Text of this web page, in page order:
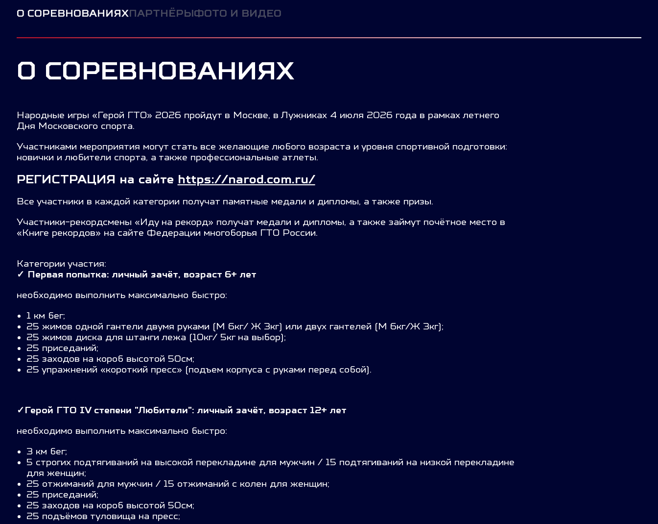
О СОРЕВНОВАНИЯХПАРТНЁРЫФОТО И ВИДЕО
О СОРЕВНОВАНИЯХ
Народные игры «Герой ГТО» 2026 пройдут в Москве, в Лужниках 4 июля 2026 года в рамках летнего
Дня Московского спорта.
Участниками мероприятия могут стать все желающие любого возраста и уровня спортивной подготовки:
новички и любители спорта, а также профессиональные атлеты.
РЕГИСТРАЦИЯ на сайте https://narod.com.ru/
Все участники в каждой категории получат памятные медали и дипломы, а также призы.
Участники-рекордсмены «Иду на рекорд» получат медали и дипломы, а также займут почётное место в
«Книге рекордов» на сайте Федерации многоборья ГТО России.
Категории участия:
✓ Первая попытка: личный зачёт, возраст 6+ лет
необходимо выполнить максимально быстро:
1 км бег;
25 жимов одной гантели двумя руками (М 6кг/ Ж 3кг) или двух гантелей (М 6кг/Ж 3кг);
25 жимов диска для штанги лежа (10кг/ 5кг на выбор);
25 приседаний;
25 заходов на короб высотой 50см;
25 упражнений «короткий пресс» (подъем корпуса с руками перед собой).
✓Герой ГТО IV степени "Любители": личный зачёт, возраст 12+ лет
необходимо выполнить максимально быстро:
3 км бег;
5 строгих подтягиваний на высокой перекладине для мужчин / 15 подтягиваний на низкой перекладине
для женщин;
25 отжиманий для мужчин / 15 отжиманий с колен для женщин;
25 приседаний;
25 заходов на короб высотой 50см;
25 подъёмов туловища на пресс;